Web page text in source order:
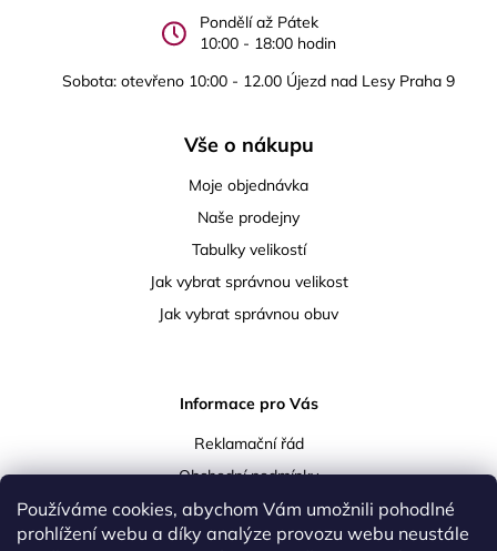
Používáme cookies, abychom Vám umožnili pohodlné
prohlížení webu a díky analýze provozu webu neustále
Pondělí až Pátek
10:00 - 18:00 hodin
Sobota: otevřeno 10:00 - 12.00 Újezd nad Lesy Praha 9
Vše o nákupu
Moje objednávka
Naše prodejny
Tabulky velikostí
Jak vybrat správnou velikost
Jak vybrat správnou obuv
Informace pro Vás
Reklamační řád
Obchodní podmínky
Podmínky ochrany osobních údajů
Doprava a platba